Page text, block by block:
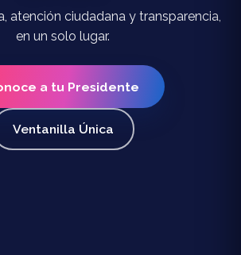
atención ciudadana y transparencia,
en un solo lugar.
a tu Presidente
Ventanilla Única